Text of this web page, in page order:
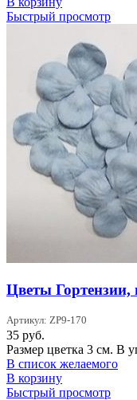
Быстрый просмотр
Цветы Гортензии,
Артикул: ZP9-170
35 руб.
Размер цветка 3 см. В
В список желаемого
В корзину
Быстрый просмотр